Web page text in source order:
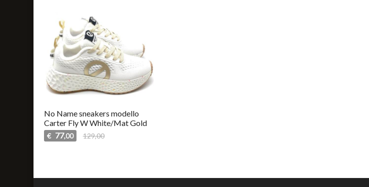
No Name sneakers modello
Carter Fly W White/Mat Gold
€ 77,00 129,00